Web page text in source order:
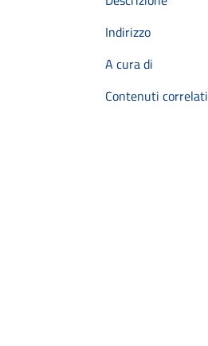
Indirizzo
A cura di
Contenuti correlati